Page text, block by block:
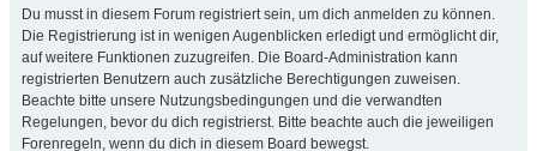
Du musst in diesem Forum registriert sein, um dich anmelden zu können.
Die Registrierung ist in wenigen Augenblicken erledigt und ermöglicht dir,
auf weitere Funktionen zuzugreifen. Die Board-Administration kann
registrierten Benutzern auch zusätzliche Berechtigungen zuweisen.
Beachte bitte unsere Nutzungsbedingungen und die verwandten
Regelungen, bevor du dich registrierst. Bitte beachte auch die jeweiligen
Forenregeln, wenn du dich in diesem Board bewegst.